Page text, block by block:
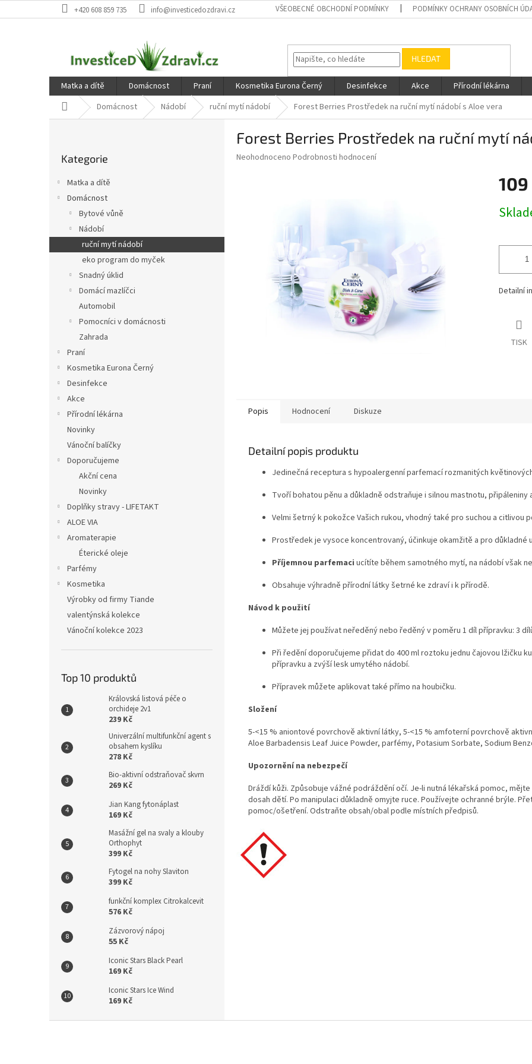
na
+420 608 859 735 info@investicedozdravi.cz VŠEOBECNÉ OBCHODNÍ PODMÍNKY PODMÍNKY OCHRANY OSOBNÍCH
HLEDAT
Matka a dítě Domácnost Praní Kosmetika Eurona Černý Desinfekce Akce Přírodní lékárna
Domů Domácnost Nádobí ruční mytí nádobí Forest Berries Prostředek na ruční mytí nádobí s Aloe vera
a
kategorie
Kategorie
Matka a dítě
Domácnost
Bytové vůně
Nádobí
ruční mytí nádobí
eko program do myček
Snadný úklid
Domácí mazlíčci
Automobil
Pomocníci v domácnosti
Zahrada
Praní
Kosmetika Eurona Černý
Desinfekce
Akce
Přírodní lékárna
Novinky
Vánoční balíčky
Doporučujeme
Akční cena
Novinky
Doplňky stravy - LIFETAKT
ALOE VIA
Aromaterapie
Éterické oleje
Parfémy
Kosmetika
Výrobky od firmy Tiande
valentýnská kolekce
Vánoční kolekce 2023
Top 10 produktů
Královská listová péče o
orchideje 2v1
239 Kč
Univerzální multifunkční agent s
obsahem kyslíku
278 Kč
Bio-aktivní odstraňovač skvrn
269 Kč
Jian Kang fytonáplast
169 Kč
Masážní gel na svaly a klouby
Orthophyt
399 Kč
Fytogel na nohy Slaviton
399 Kč
funkční komplex Citrokalcevit
576 Kč
Zázvorový nápoj
55 Kč
Iconic Stars Black Pearl
169 Kč
Iconic Stars Ice Wind
169 Kč
Forest Berries Prostředek na ruční mytí
Průměrné
Neohodnoceno Podrobnosti hodnocení
109
cena:
Detailní
TISK
Popis Hodnocení Diskuze
Detailní popis produktu
Jedinečná receptura s hypoalergenní parfemací rozmanitých
Tvoří bohatou pěnu a důkladně odstraňuje i silnou mastnotu, připáleniny
Velmi šetrný k pokožce Vašich rukou, vhodný také pro suchou a citlivou
Prostředek je vysoce koncentrovaný, účinkuje okamžitě a pro důkladné
Příjemnou parfemaci ucítíte během samotného mytí, na nádobí však
Obsahuje výhradně přírodní látky šetrné ke zdraví i k přírodě.
Návod k použití
Můžete jej používat neředěný nebo ředěný v poměru 1 díl přípravku: 3
Při ředění doporučujeme přidat do 400 ml roztoku jednu čajovou lžičku
přípravku a zvýší lesk umytého nádobí.
Přípravek můžete aplikovat také přímo na houbičku.
Složení
5-<15 % aniontové povrchově aktivní látky, 5-<15 % amfoterní povrchově
Aloe Barbadensis Leaf Juice Powder, parfémy, Potasium Sorbate, Sodium
Upozornění na nebezpečí
Dráždí kůži. Způsobuje vážné podráždění očí. Je-li nutná lékařská pomoc,
dosah dětí. Po manipulaci důkladně omyjte ruce. Používejte ochranné brýle.
pomoc/ošetření. Odstraňte obsah/obal podle místních předpisů.